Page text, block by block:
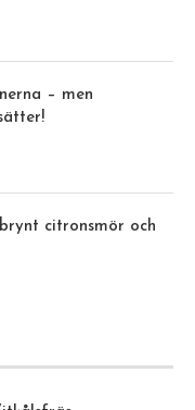
– men
citronsmör och